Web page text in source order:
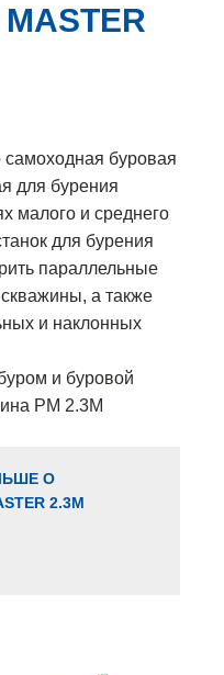
самоходная буровая
для бурения
малого и среднего
для бурения
параллельные
а также
и наклонных
и буровой
PM 2.3M
О
2.3M